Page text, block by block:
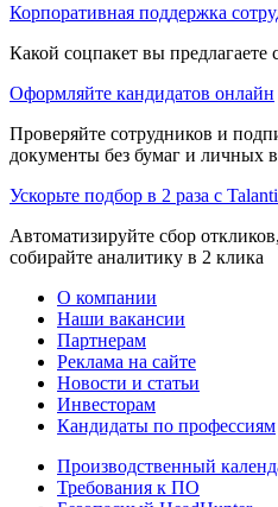
Корпоративная поддержка
Какой соцпакет вы
Оформляйте кандидатов онлайн
Проверяйте сотрудников и
документы без бумаг и личных
Ускорьте подбор в 2 раза с
Автоматизируйте сбор
собирайте аналитику в 2 клика
О компании
Наши вакансии
Партнерам
Реклама на сайте
Новости и статьи
Инвесторам
Кандидаты по профессиям
Производственный
Требования к ПО